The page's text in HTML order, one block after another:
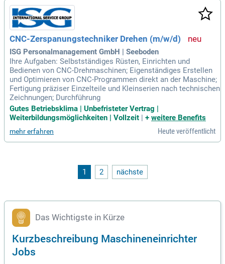
CNC-Zerspanungstechniker Drehen (m/w/d)
ISG Personalmanagement GmbH | Seeboden
Ihre Aufgaben: Selbstständiges Rüsten, Einrichten und
Bedienen von CNC-Drehmaschinen; Eigenständiges Erstellen
und Optimieren von CNC-Programmen direkt an der Maschine;
Fertigung präziser Einzelteile und Kleinserien nach technischen
Zeichnungen; Durchführung
Gutes Betriebsklima | Unbefristeter Vertrag |
Weiterbildungsmöglichkeiten | Vollzeit
+ weitere Benefits
mehr erfahren Heute veröffentlicht
1 2 nächste
Das Wichtigste in Kürze
Kurzbeschreibung Maschineneinrichter
Jobs